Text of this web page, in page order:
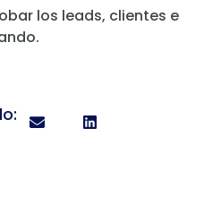
los leads, clientes e